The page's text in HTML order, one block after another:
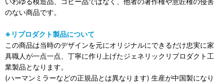
のない商品です。
※リプロダクト製品について
この商品は当時のデザインを元にオリジナルにできるだけ忠実に家
具職人が一点一点、丁寧に作り上げたジェネリックリプロダクト工
業製品となります。
(ハーマンミラーなどの正規品とは異なります) 生産が中国製になり